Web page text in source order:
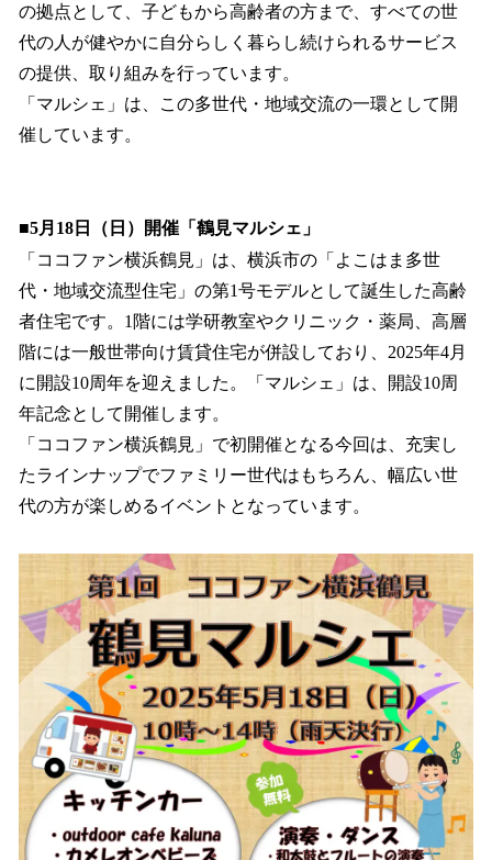
の拠点として、子どもから高齢者の方まで、すべての世
代の人が健やかに自分らしく暮らし続けられるサービス
の提供、取り組みを行っています。
「マルシェ」は、この多世代・地域交流の一環として開
催しています。
■5月18日（日）開催「鶴見マルシェ」
「ココファン横浜鶴見」は、横浜市の「よこはま多世
代・地域交流型住宅」の第1号モデルとして誕生した高齢
者住宅です。1階には学研教室やクリニック・薬局、高層
階には一般世帯向け賃貸住宅が併設しており、2025年4月
に開設10周年を迎えました。「マルシェ」は、開設10周
年記念として開催します。
「ココファン横浜鶴見」で初開催となる今回は、充実し
たラインナップでファミリー世代はもちろん、幅広い世
代の方が楽しめるイベントとなっています。